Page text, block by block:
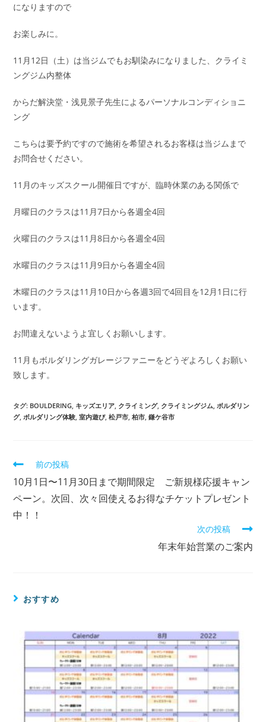
になりますので
お楽しみに。
11月12日（土）は当ジムでもお馴染みになりました、クライミ
ングジム内整体
からだ解決堂・浅見景子先生によるパーソナルコンディショニ
ング
こちらは要予約ですので施術を希望されるお客様は当ジムまで
お問合せください。
11月のキッズスクール開催日ですが、臨時休業のある関係で
月曜日のクラスは11月7日から各週全4回
火曜日のクラスは11月8日から各週全4回
水曜日のクラスは11月9日から各週全4回
木曜日のクラスは11月10日から各週3回で4回目を12月1日に行
います。
お間違えないようよ宜しくお願いします。
11月もボルダリングガレージファニーをどうぞよろしくお願い
致します。
タグ: BOULDERING キッズエリア クライミング, クライミングジム ボルダリン
グ, ボルダリング体験 室内遊び, 松戸市 柏市 鎌ケ谷市
前の投稿
10月1日〜11月30日まで期間限定 ご新規様応援キャン
ペーン。次回、次々回使えるお得なチケットプレゼント
中！！
次の投稿
年末年始営業のご案内
おすすめ